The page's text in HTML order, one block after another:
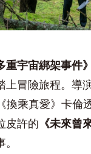
重宇宙綁架事件
上冒險旅程。導
換乘真愛》卡倫
皮許的 《未來曾